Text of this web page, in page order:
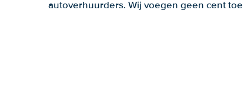
autoverhuurders. Wij voegen geen cent